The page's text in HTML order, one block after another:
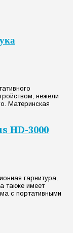
нежели
Материнская
HD-3000
гарнитура,
также имеет
с портативными